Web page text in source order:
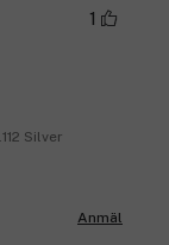
1
Silver
Anmäl